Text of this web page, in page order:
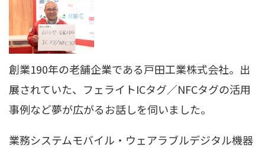
創業190年の老舗企業である戸田工業株式会社。出
展されていた、フェライトICタグ／NFCタグの活用
事例など夢が広がるお話しを伺いました。
業務システムモバイル・ウェアラブルデジタル機器